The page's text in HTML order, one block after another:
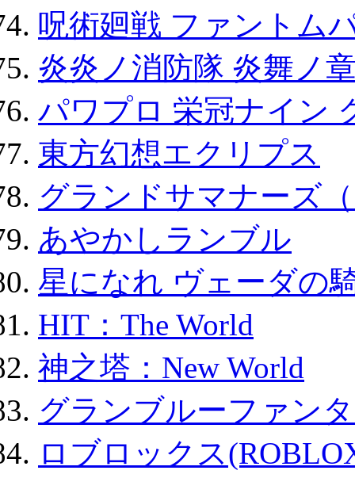
呪術廻戦 ファントム
炎炎ノ消防隊 炎舞ノ
パワプロ 栄冠ナイン
東方幻想エクリプス
グランドサマナーズ
あやかしランブル
星になれ ヴェーダの
HIT：The World
神之塔：New World
グランブルーファン
ロブロックス